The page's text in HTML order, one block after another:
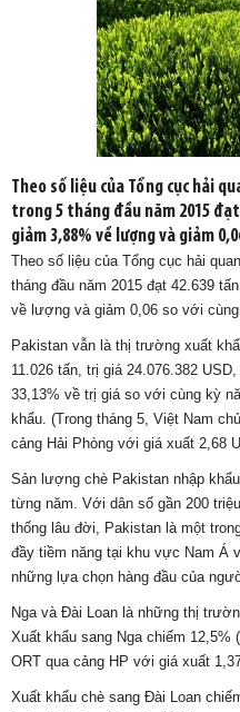
Theo số liệu của Tổng cục hải
trong 5 tháng đầu năm 2015 đạt
giảm 3,88% về lượng và giảm
Theo số liệu của Tổng cục hải
tháng đầu năm 2015 đạt 42.639
về lượng và giảm 0,06 so với
Pakistan vẫn là thị trường xuất
11.026 tấn, trị giá 24.076.382
33,13% về trị giá so với cùng kỳ
khẩu. (Trong tháng 5, Việt Nam
cảng Hải Phòng với giá xuất 2,68
Sản lượng chè Pakistan nhập
từng năm. Với dân số gần 200
thống lâu đời, Pakistan là một
đầy tiềm năng tại khu vực Nam Á
những lựa chọn hàng đầu của
Nga và Đài Loan là những thị
Xuất khẩu sang Nga chiếm 12,5%
ORT qua cảng HP với giá xuất
Xuất khẩu chè sang Đài Loan